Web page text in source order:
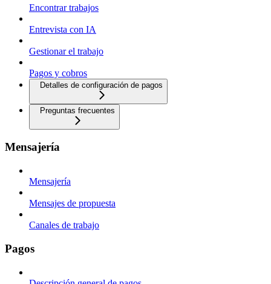
Encontrar trabajos
Entrevista con IA
Gestionar el trabajo
Pagos y cobros
Detalles de configuración de pagos
Preguntas frecuentes
Mensajería
Mensajería
Mensajes de propuesta
Canales de trabajo
Pagos